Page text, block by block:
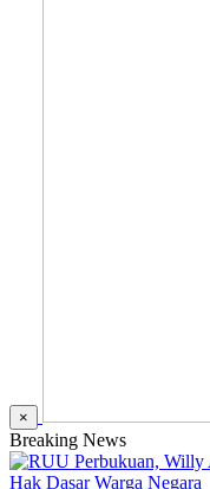
×
Breaking News